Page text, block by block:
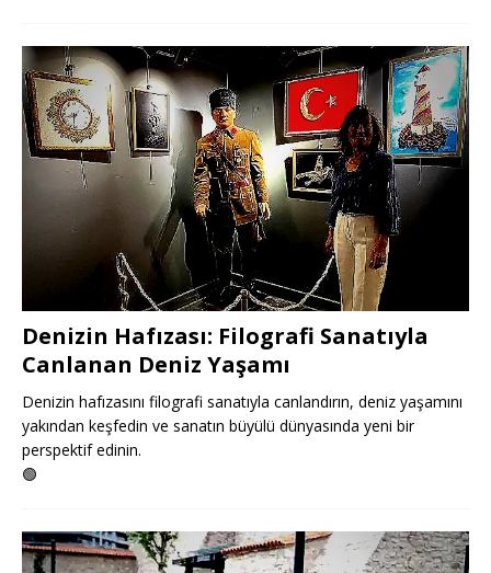
Denizin Hafızası: Filografi Sanatıyla
Canlanan Deniz Yaşamı
Denizin hafızasını filografi sanatıyla canlandırın, deniz yaşamını
yakından keşfedin ve sanatın büyülü dünyasında yeni bir
perspektif edinin.
🟢